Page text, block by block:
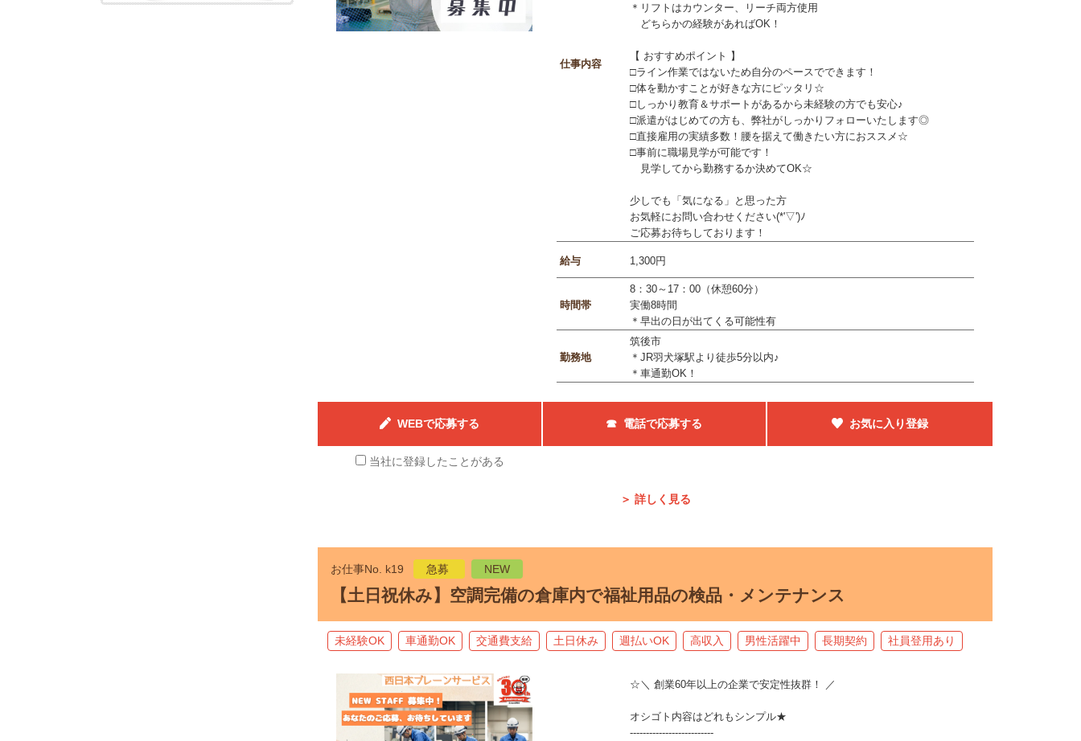
仕事内容
＊リフトはカウンター、リーチ両方使用
どちらかの経験があればOK！
【 おすすめポイント 】
□ライン作業ではないため自分のペースでできます！
□体を動かすことが好きな方にピッタリ☆
□しっかり教育＆サポートがあるから未経験の方でも安心♪
□派遣がはじめての方も、弊社がしっかりフォローいたします◎
□直接雇用の実績多数！腰を据えて働きたい方におススメ☆
□事前に職場見学が可能です！
見学してから勤務するか決めてOK☆
少しでも「気になる」と思った方
お気軽にお問い合わせください(*'▽')ﾉ
ご応募お待ちしております！
給与 1,300円
時間帯
8：30～17：00（休憩60分）
実働8時間
＊早出の日が出てくる可能性有
勤務地
筑後市
＊JR羽犬塚駅より徒歩5分以内♪
＊車通勤OK！
WEBで応募する ☎ 電話で応募する お気に入り登録
当社に登録したことがある
＞ 詳しく見る
お仕事No. k19 急募 NEW
【土日祝休み】空調完備の倉庫内で福祉用品の検品・メンテナンス
未経験OK 車通勤OK 交通費支給 土日休み 週払いOK 高収入 男性活躍中 長期契約 社員登用あり
☆＼ 創業60年以上の企業で安定性抜群！ ／
オシゴト内容はどれもシンプル★
--------------------------